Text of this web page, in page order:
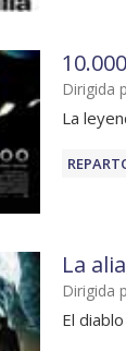
10.000
Dirigida
La
La
Dirigida
El